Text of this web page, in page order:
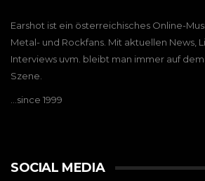
Earshot ist ein österreichisches Online-
Metal- und Rockfans. Mit aktuellen News,
Interviews uvm. bleibt man immer auf
Szene.
…since 1999
SOCIAL MEDIA